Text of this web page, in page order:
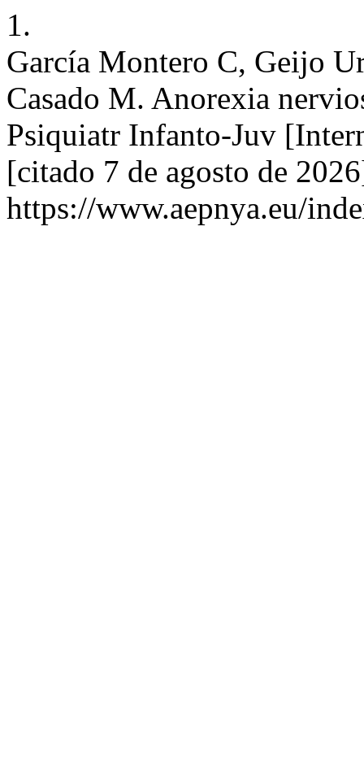
1.
García Montero C, Geijo
Casado M. Anorexia
Psiquiatr Infanto-Juv
[citado 7 de agosto de
https://www.aepnya.eu/